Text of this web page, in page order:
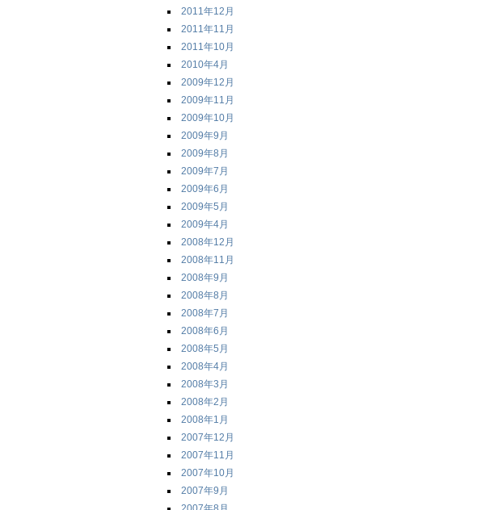
2011年12月
2011年11月
2011年10月
2010年4月
2009年12月
2009年11月
2009年10月
2009年9月
2009年8月
2009年7月
2009年6月
2009年5月
2009年4月
2008年12月
2008年11月
2008年9月
2008年8月
2008年7月
2008年6月
2008年5月
2008年4月
2008年3月
2008年2月
2008年1月
2007年12月
2007年11月
2007年10月
2007年9月